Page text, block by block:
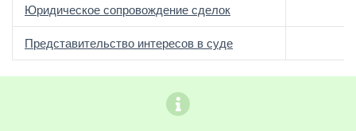
Юридическое сопровождение сделок
Представительство интересов в суде